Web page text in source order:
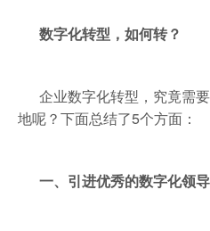
数字化转型，如何转？
企业数字化转型，究竟需
地呢？下面总结了5个方面：
一、引进优秀的数字化领